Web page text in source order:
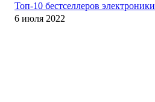
Топ-10 бестселлеров электроники
6 июля 2022